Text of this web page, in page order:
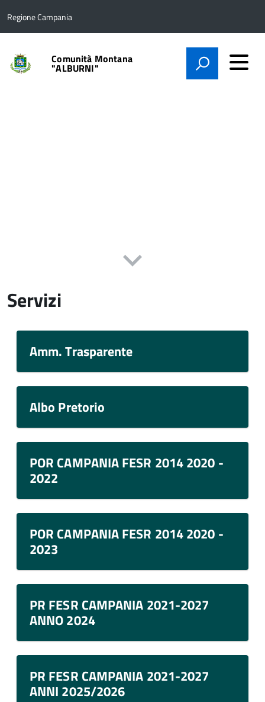
Regione Campania
Comunità Montana
"ALBURNI"
Servizi
Amm. Trasparente
Albo Pretorio
POR CAMPANIA FESR 2014 2020 -
2022
POR CAMPANIA FESR 2014 2020 -
2023
PR FESR CAMPANIA 2021-2027
ANNO 2024
PR FESR CAMPANIA 2021-2027
ANNI 2025/2026